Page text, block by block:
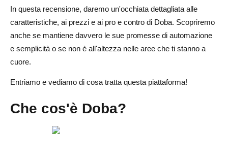
Come si confronta Doba con altre piattaforme di
In questa recensione, daremo un'occhiata dettagliata alle
caratteristiche, ai prezzi e ai pro e contro di Doba. Scopriremo
anche se mantiene davvero le sue promesse di automazione
e semplicità o se non è all'altezza nelle aree che ti stanno a
cuore.
Entriamo e vediamo di cosa tratta questa piattaforma!
Che cos'è Doba?